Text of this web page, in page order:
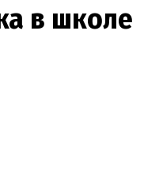
в школе